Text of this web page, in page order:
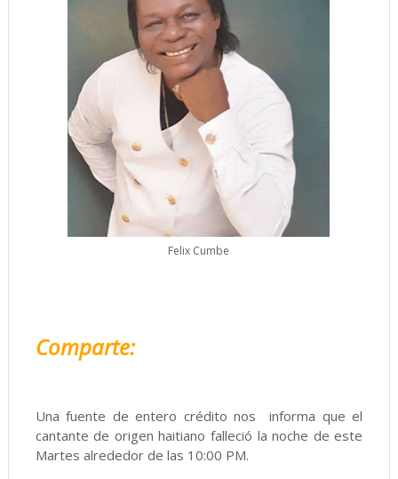
Felix Cumbe
Comparte:
Una fuente de entero crédito nos informa que el
cantante de origen haitiano falleció la noche de este
Martes alrededor de las 10:00 PM.